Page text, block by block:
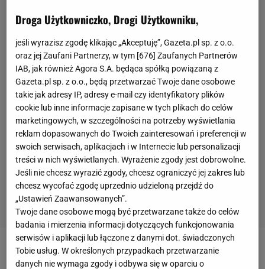
JOAN PIQUE
Droga Użytkowniczko, Drogi Użytkowniku,
jeśli wyrazisz zgodę klikając „Akceptuję”, Gazeta.pl sp. z o.o.
oraz jej Zaufani Partnerzy, w tym [676] Zaufanych Partnerów
IAB, jak również Agora S.A. będąca spółką powiązaną z
Gazeta.pl sp. z o.o., będą przetwarzać Twoje dane osobowe
takie jak adresy IP, adresy e-mail czy identyfikatory plików
cookie lub inne informacje zapisane w tych plikach do celów
marketingowych, w szczególności na potrzeby wyświetlania
reklam dopasowanych do Twoich zainteresowań i preferencji w
swoich serwisach, aplikacjach i w Internecie lub personalizacji
treści w nich wyświetlanych. Wyrażenie zgody jest dobrowolne.
Jeśli nie chcesz wyrazić zgody, chcesz ograniczyć jej zakres lub
chcesz wycofać zgodę uprzednio udzieloną przejdź do
„Ustawień Zaawansowanych”.
Twoje dane osobowe mogą być przetwarzane także do celów
badania i mierzenia informacji dotyczących funkcjonowania
serwisów i aplikacji lub łączone z danymi dot. świadczonych
Tobie usług. W określonych przypadkach przetwarzanie
danych nie wymaga zgody i odbywa się w oparciu o